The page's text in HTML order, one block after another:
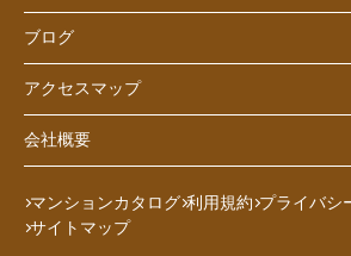
ブログ
アクセスマップ
会社概要
マンションカタログ 利用規約 プライバシ
サイトマップ